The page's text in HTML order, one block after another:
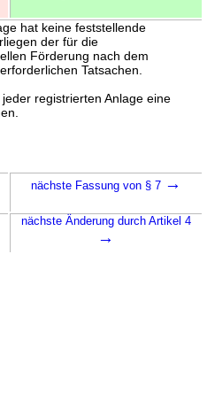
hat keine feststellende
der für die
Förderung nach dem
Tatsachen.
registrierten Anlage eine
nächste Fassung von § 7 →
nächste Änderung durch Artikel 4
→